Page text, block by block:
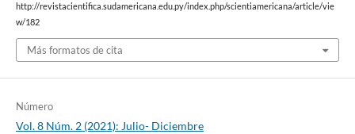
http://revistacientifica.sudamericana.edu.py/index.php/scientiamericana/article/vie
w/182
Más formatos de cita
Número
Vol. 8 Núm. 2 (2021): Julio- Diciembre